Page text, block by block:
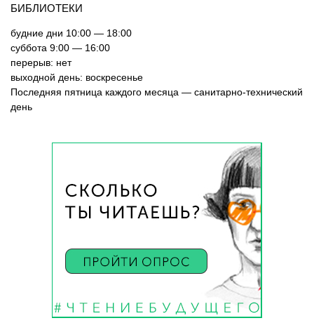
БИБЛИОТЕКИ
будние дни 10:00 — 18:00
суббота 9:00 — 16:00
перерыв: нет
выходной день: воскресенье
Последняя пятница каждого месяца — санитарно-технический
день